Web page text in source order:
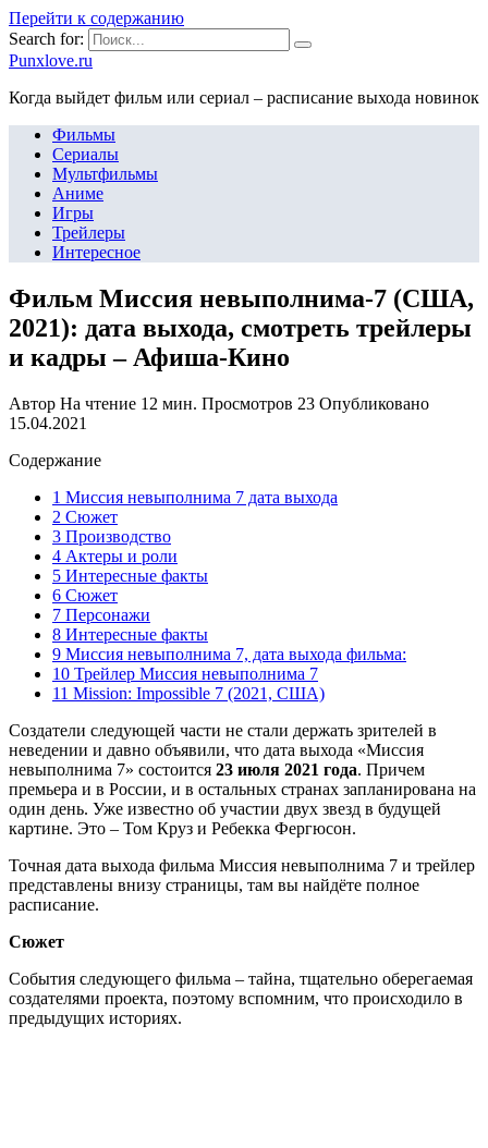
Перейти к содержанию
Search for:
Punxlove.ru
Когда выйдет фильм или сериал – расписание выхода новинок
Фильмы
Сериалы
Мультфильмы
Аниме
Игры
Трейлеры
Интересное
Фильм Миссия невыполнима-7 (США,
2021): дата выхода, смотреть трейлеры
и кадры – Афиша-Кино
Автор На чтение 12 мин. Просмотров 23 Опубликовано
15.04.2021
Содержание
1 Миссия невыполнима 7 дата выхода
2 Сюжет
3 Производство
4 Актеры и роли
5 Интересные факты
6 Сюжет
7 Персонажи
8 Интересные факты
9 Миссия невыполнима 7, дата выхода фильма:
10 Трейлер Миссия невыполнима 7
11 Mission: Impossible 7 (2021, США)
Создатели следующей части не стали держать зрителей в
неведении и давно объявили, что дата выхода «Миссия
невыполнима 7» состоится 23 июля 2021 года. Причем
премьера и в России, и в остальных странах запланирована на
один день. Уже известно об участии двух звезд в будущей
картине. Это – Том Круз и Ребекка Фергюсон.
Точная дата выхода фильма Миссия невыполнима 7 и трейлер
представлены внизу страницы, там вы найдёте полное
расписание.
Сюжет
События следующего фильма – тайна, тщательно оберегаемая
создателями проекта, поэтому вспомним, что происходило в
предыдущих историях.